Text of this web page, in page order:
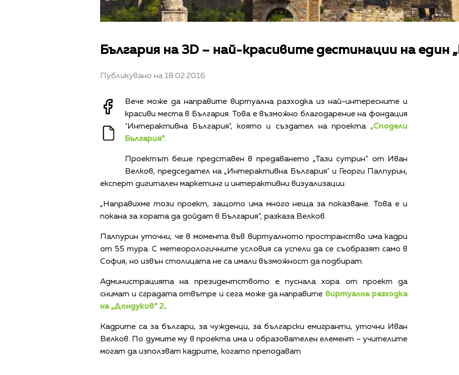
България на 3D – най-красивите дестинации на един
Публикувано на 18.02.2016
Вече може да направите виртуална разходка из най-интересните и
красиви места в България. Това е възможно благодарение на фондация
"Интерактивна България", която и създател на проекта „Сподели
България”.
Проектът беше представен в предаването „Тази сутрин” от Иван
Велков, председател на „Интерактивна България" и Георги Палпурин,
експерт дигитален маркетинг и интерактивни визуализации.
„Направихме този проект, защото има много неща за показване. Това е и
покана за хората да дойдат в България”, разказа Велков.
Палпурин уточни, че в момента във виртуалното пространство има кадри
от 55 тура. С метеорологичните условия са успели да се съобразят само в
София, но извън столицата не са имали възможност да подбират.
Администрацията на президентството е пуснала хора от проект да
снимат и сградата отвътре и сега може да направите виртуална разходка
на „Дондуков” 2.
Кадрите са за българи, за чужденци, за български емигранти, уточни Иван
Велков. По думите му в проекта има и образователен елемент – учителите
могат да използват кадрите, когато преподават.